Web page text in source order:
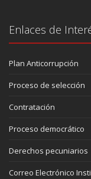
Enlaces de
Plan Anticorrupción
Proceso de selección
Contratación
Proceso democrático
Derechos pecuniarios
Correo Electrónico